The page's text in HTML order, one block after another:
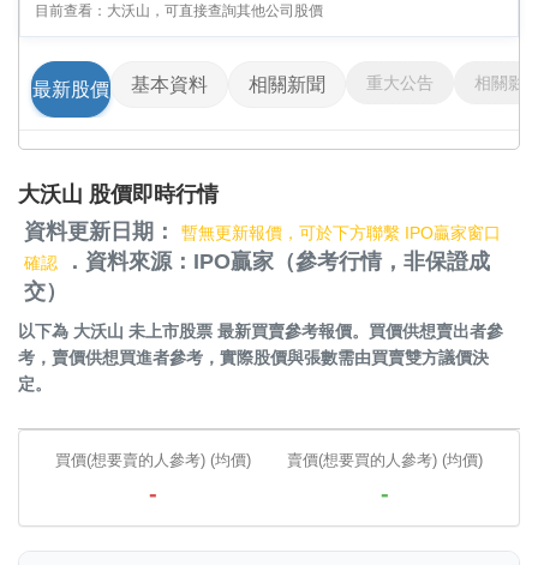
目前查看：大沃山，可直接查詢其他公司股價
最新股價 基本資料 相關新聞 重大公告 相關影
大沃山 股價即時行情
資料更新日期：
暫無更新報價，可於下方聯繫 IPO贏家窗口
確認
．資料來源：IPO贏家（參考行情，非保證成
交）
以下為 大沃山 未上市股票 最新買賣參考報價。買價供想賣出者參
考，賣價供想買進者參考，實際股價與張數需由買賣雙方議價決
定。
買價(想要賣的人參考) (均價)
-
賣價(想要買的人參考) (均價)
-